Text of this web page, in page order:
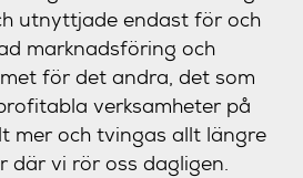
utnyttjade endast för och
marknadsföring och
för det andra, det som
verksamheter på
mer och tvingas allt längre
där vi rör oss dagligen.